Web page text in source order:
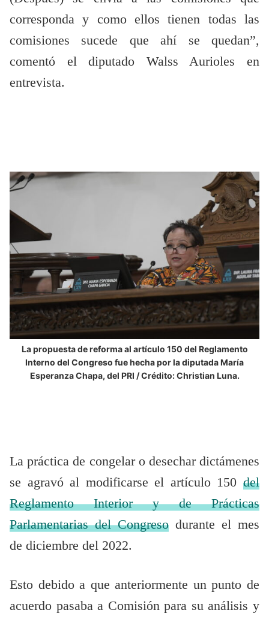
corresponda y como ellos tienen todas las
comisiones sucede que ahí se quedan”,
comentó el diputado Walss Aurioles en
entrevista.
La propuesta de reforma al artículo 150 del Reglamento
Interno del Congreso fue hecha por la diputada María
Esperanza Chapa, del PRI / Crédito: Christian Luna.
La práctica de congelar o desechar dictámenes
se agravó al modificarse el artículo 150 del
Reglamento Interior y de Prácticas
Parlamentarias del Congreso durante el mes
de diciembre del 2022.
Esto debido a que anteriormente un punto de
acuerdo pasaba a Comisión para su análisis y